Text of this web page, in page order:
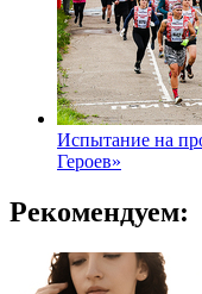
Испытание на
Героев»
Рекомендуем: